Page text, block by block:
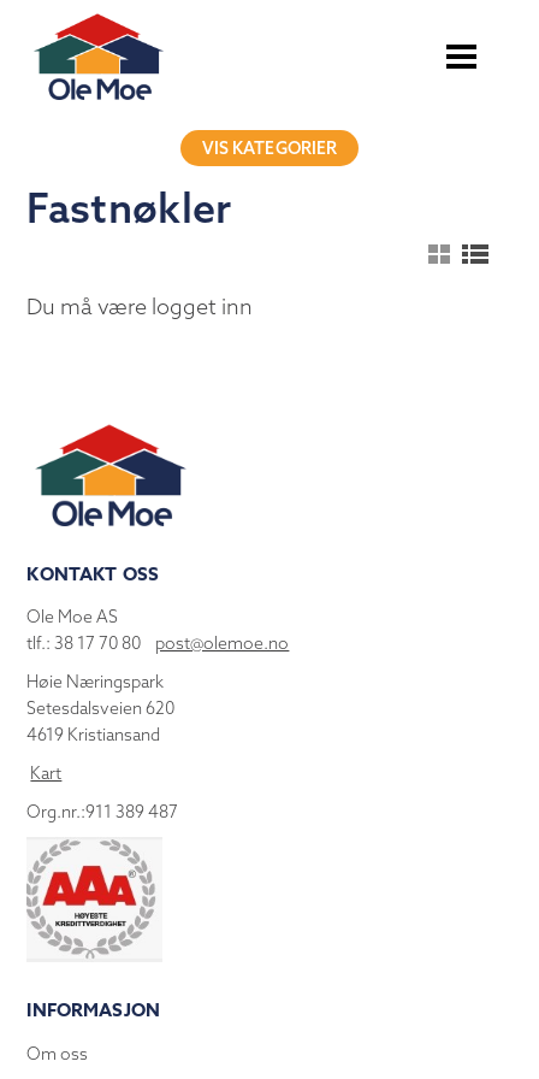
VIS KATEGORIER
Fastnøkler
Du må være logget inn
KONTAKT OSS
Ole Moe AS
tlf.: 38 17 70 80 post@olemoe.no
Høie Næringspark
Setesdalsveien 620
4619 Kristiansand
Kart
Org.nr.:911 389 487
INFORMASJON
Om oss